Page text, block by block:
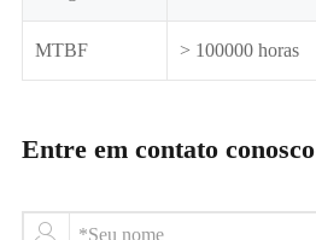
MTBF > 100000 horas
Entre em contato conosco